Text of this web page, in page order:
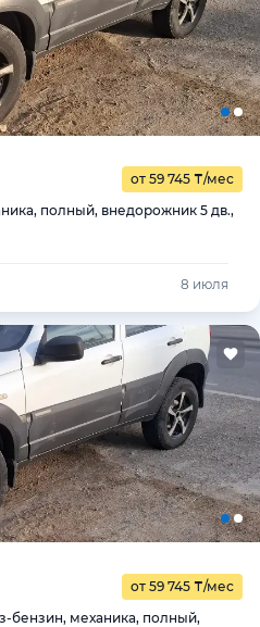
от 59 745 ₸/мес
полный, внедорожник 5 дв.,
8 июля
от 59 745 ₸/мес
бензин, механика, полный,